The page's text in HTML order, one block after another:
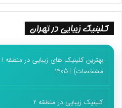
کلینیک زیبایی در تهران
مشخصات) | 1405
کلینیک زیبایی در منطقه 2